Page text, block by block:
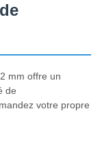
mm offre un
de
votre propre